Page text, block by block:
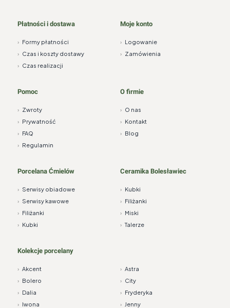
Płatności i dostawa
› Formy płatności
› Czas i koszty dostawy
› Czas realizacji
Moje konto
› Logowanie
› Zamówienia
Pomoc
› Zwroty
› Prywatność
› FAQ
› Regulamin
O firmie
› O nas
› Kontakt
› Blog
Porcelana Ćmielów
› Serwisy obiadowe
› Serwisy kawowe
› Filiżanki
› Kubki
Ceramika Bolesławiec
› Kubki
› Filiżanki
› Miski
› Talerze
Kolekcje porcelany
› Akcent › Astra
› Bolero › City
› Dalia › Fryderyka
› Iwona › Jenny